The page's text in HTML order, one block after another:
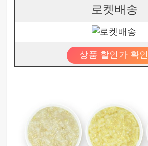
로켓배송
상품 할인가 확인